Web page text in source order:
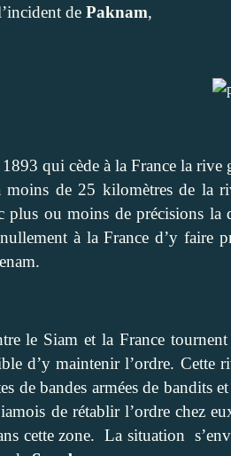
de Paknam,
qui cède à la France la
moins de 25 kilomètres de la
plus ou moins de précisions
à la France d’y faire
le Siam et la France
d’y maintenir l’ordre.
de bandes armées de bandits
de rétablir l’ordre chez
cette zone. La situation